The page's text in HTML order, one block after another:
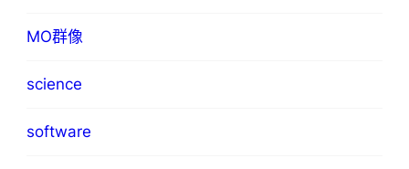
MO群像
science
software